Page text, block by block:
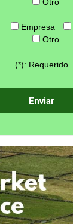
Empresa
Otro
(*): Requerido